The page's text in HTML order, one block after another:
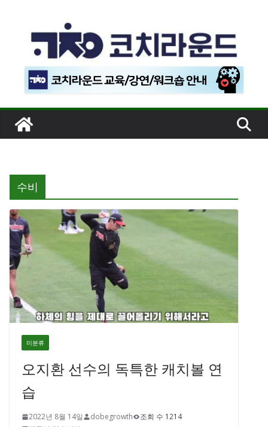
너
기
수비
미분류
오지환 선수의 독특한 캐치볼 연
습
2022년 8월 14일 dobegrowth
조회 수 1214